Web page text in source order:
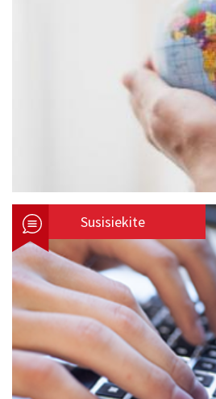
Susisiekite